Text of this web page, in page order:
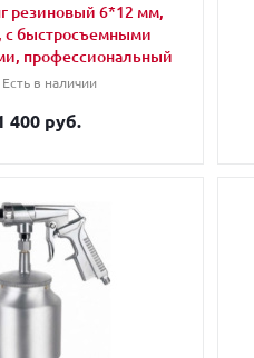
резиновый 6*12 мм,
с быстросъемными
профессиональный
Есть в наличии
400 руб.